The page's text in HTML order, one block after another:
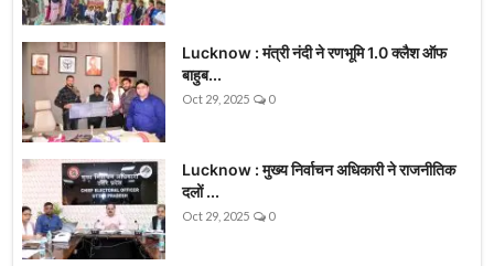
Lucknow : मंत्री नंदी ने रणभूमि 1.0 क्लैश ऑफ
बाहुब...
Oct 29, 2025 0
Lucknow : मुख्य निर्वाचन अधिकारी ने राजनीतिक
दलों ...
Oct 29, 2025 0